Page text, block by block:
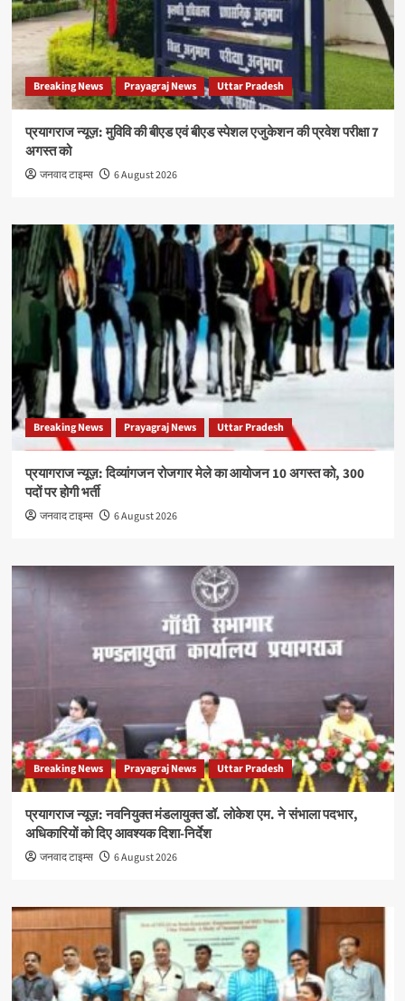
Breaking News Prayagraj News Uttar Pradesh
प्रयागराज न्यूज़: मुविवि की बीएड एवं बीएड स्पेशल एजुकेशन की प्रवेश परीक्षा 7
अगस्त को
जनवाद टाइम्स 6 August 2026
Breaking News Prayagraj News Uttar Pradesh
प्रयागराज न्यूज़: दिव्यांगजन रोजगार मेले का आयोजन 10 अगस्त को, 300
पदों पर होगी भर्ती
जनवाद टाइम्स 6 August 2026
Breaking News Prayagraj News Uttar Pradesh
प्रयागराज न्यूज़: नवनियुक्त मंडलायुक्त डॉ. लोकेश एम. ने संभाला पदभार,
अधिकारियों को दिए आवश्यक दिशा-निर्देश
जनवाद टाइम्स 6 August 2026